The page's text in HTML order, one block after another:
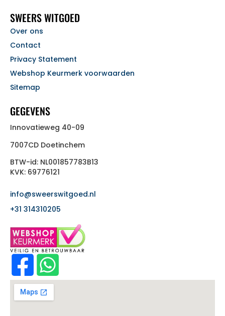
SWEERS WITGOED
Over ons
Contact
Privacy Statement
Webshop Keurmerk voorwaarden
Sitemap
GEGEVENS
Innovatieweg 40-09
7007CD Doetinchem
BTW-id: NL001857783B13
KVK: 69776121
info@sweerswitgoed.nl
+31 314310205